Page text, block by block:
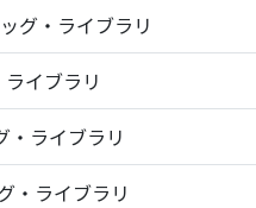
グ・ライブラリ
イブラリ
・ライブラリ
・ライブラリ